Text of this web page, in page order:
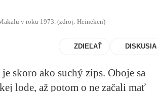
v roku 1973. (zdroj: Heineken)
ZDIEĽAŤ DISKUSIA
skoro ako suchý zips. Oboje sa
lode, až potom o ne začali mať